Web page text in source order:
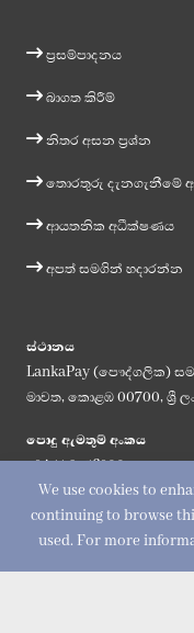
We use cookies to
continuing to browse
used. For more
ප්‍රසම්පාදනය
බාගත කිරීම්
නිතර අසන ප්‍රශ්න
තොරතුරු දැනගැනීමේ
ආයතනික අධීක්ෂණය
අපත් සමගින් හදාරන්න
ස්ථානය
LankaPay (පෞද්ගලික)
මාවත, කොළඹ 00700, ශ්‍රී
පොදු ඇමතුම් අංකය
+94 11 2356900
විද්‍යුත් ලිපිනය
info@lankapay.net